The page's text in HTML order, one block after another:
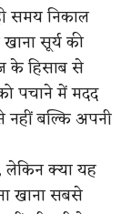
समय निकाल
सूर्य की
के हिसाब से
पचाने में मदद
बल्कि अपनी
क्या यह
खाना सबसे